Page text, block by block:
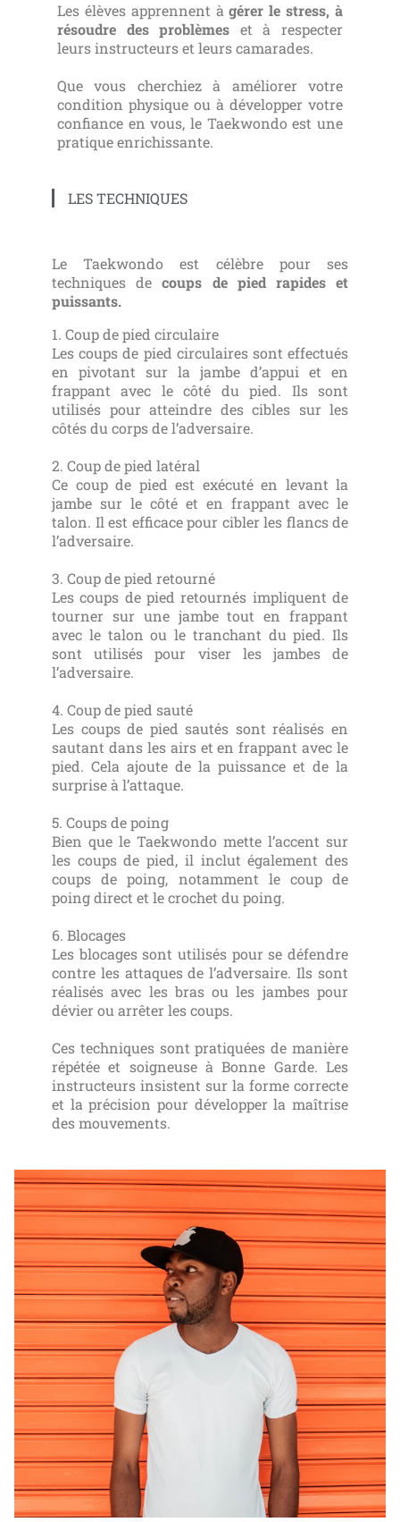
Les élèves apprennent à gérer le stress, à
résoudre des problèmes et à respecter
leurs instructeurs et leurs camarades.
Que vous cherchiez à améliorer votre
condition physique ou à développer votre
confiance en vous, le Taekwondo est une
pratique enrichissante.
LES TECHNIQUES
Le Taekwondo est célèbre pour ses
techniques decoups de pied rapides et
puissants.
1. Coup de pied circulaire
Les coups de pied circulaires sont effectués
en pivotant sur la jambe d’appui et en
frappant avec le côté du pied. Ils sont
utilisés pour atteindre des cibles sur les
côtés du corps de l’adversaire.
2. Coup de pied latéral
Ce coup de pied est exécuté en levant la
jambe sur le côté et en frappant avec le
talon. Il est efficace pour cibler les flancs de
l’adversaire.
3. Coup de pied retourné
Les coups de pied retournés impliquent de
tourner sur une jambe tout en frappant
avec le talon ou le tranchant du pied. Ils
sont utilisés pour viser les jambes de
l’adversaire.
4. Coup de pied sauté
Les coups de pied sautés sont réalisés en
sautant dans les airs et en frappant avec le
pied. Cela ajoute de la puissance et de la
surprise à l’attaque.
5. Coups de poing
Bien que le Taekwondo mette l’accent sur
les coups de pied, il inclut également des
coups de poing, notamment le coup de
poing direct et le crochet du poing.
6. Blocages
Les blocages sont utilisés pour se défendre
contre les attaques de l’adversaire. Ils sont
réalisés avec les bras ou les jambes pour
dévier ou arrêter les coups.
Ces techniques sont pratiquées de manière
répétée et soigneuse à Bonne Garde. Les
instructeurs insistent sur la forme correcte
et la précision pour développer la maîtrise
des mouvements.